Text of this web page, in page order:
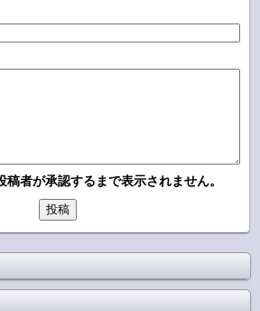
稿者が承認するまで表示されません。